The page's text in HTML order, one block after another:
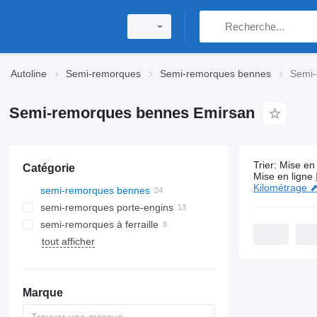
Autoline Semi-remorques Semi-remorques bennes
Semi-remorques bennes Emirsan
Catégorie
semi-remorques bennes
semi-remorques porte-engins
semi-remorques à ferraille
tout afficher
Marque
24
Trier: Mise
Mise en ligne
Kilométrage ⬈